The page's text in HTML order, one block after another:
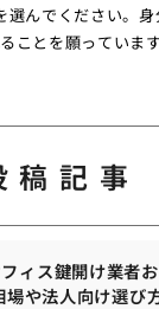
選んでください。
ことを願っています
稿記事
ィス鍵開け業者
場や法人向け選び